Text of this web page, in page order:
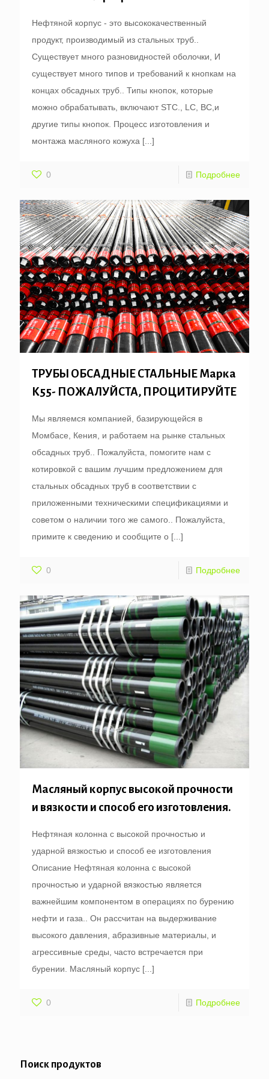
Нефтяной корпус - это высококачественный
продукт, производимый из стальных труб..
Существует много разновидностей оболочки, И
существует много типов и требований к кнопкам на
концах обсадных труб.. Типы кнопок, которые
можно обрабатывать, включают STC., LC, BC,и
другие типы кнопок. Процесс изготовления и
монтажа масляного кожуха [...]
0 Подробнее
ТРУБЫ ОБСАДНЫЕ СТАЛЬНЫЕ Марка
К55- ПОЖАЛУЙСТА, ПРОЦИТИРУЙТЕ
Мы являемся компанией, базирующейся в
Момбасе, Кения, и работаем на рынке стальных
обсадных труб.. Пожалуйста, помогите нам с
котировкой с вашим лучшим предложением для
стальных обсадных труб в соответствии с
приложенными техническими спецификациями и
советом о наличии того же самого.. Пожалуйста,
примите к сведению и сообщите о [...]
0 Подробнее
Масляный корпус высокой прочности
и вязкости и способ его изготовления.
Нефтяная колонна с высокой прочностью и
ударной вязкостью и способ ее изготовления
Описание Нефтяная колонна с высокой
прочностью и ударной вязкостью является
важнейшим компонентом в операциях по бурению
нефти и газа.. Он рассчитан на выдерживание
высокого давления, абразивные материалы, и
агрессивные среды, часто встречается при
бурении. Масляный корпус [...]
0 Подробнее
Поиск продуктов